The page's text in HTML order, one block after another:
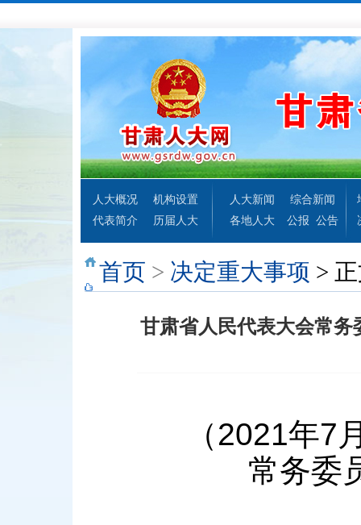
人大概况
机构设置
代表简介
历届人大
人大新闻
综合新闻
各地人大
公报 公告
首页 > 决定重大事项 >
甘肃省人民代表大会常
（2021年7月
常务委